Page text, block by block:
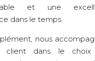
et une
dans le temps.
nous
client dans le choix